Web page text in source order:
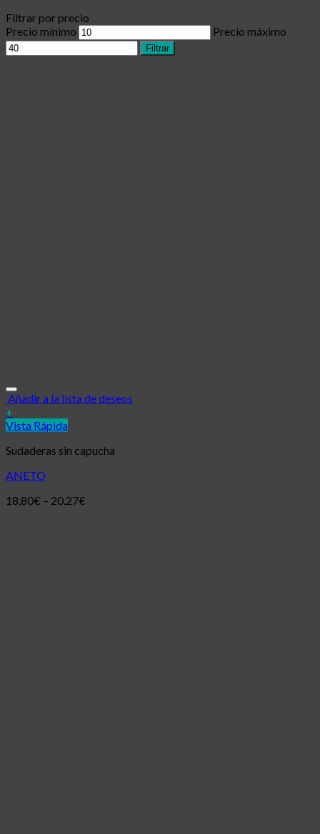
Filtrar por precio
Precio mínimo
Precio máximo
Filtrar
Añadir a la lista de deseos
+
Vista Rápida
Sudaderas sin capucha
ANETO
18,80€ – 20,27€